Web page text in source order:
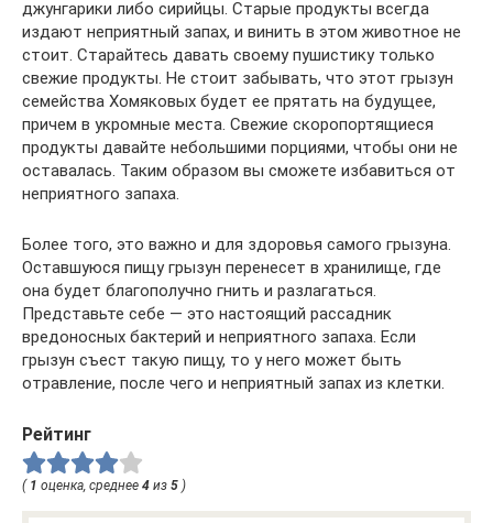
джунгарики либо сирийцы. Старые продукты всегда
издают неприятный запах, и винить в этом животное не
стоит. Старайтесь давать своему пушистику только
свежие продукты. Не стоит забывать, что этот грызун
семейства Хомяковых будет ее прятать на будущее,
причем в укромные места. Свежие скоропортящиеся
продукты давайте небольшими порциями, чтобы они не
оставалась. Таким образом вы сможете избавиться от
неприятного запаха.
Более того, это важно и для здоровья самого грызуна.
Оставшуюся пищу грызун перенесет в хранилище, где
она будет благополучно гнить и разлагаться.
Представьте себе — это настоящий рассадник
вредоносных бактерий и неприятного запаха. Если
грызун съест такую пищу, то у него может быть
отравление, после чего и неприятный запах из клетки.
Рейтинг
( 1 оценка, среднее 4 из 5 )